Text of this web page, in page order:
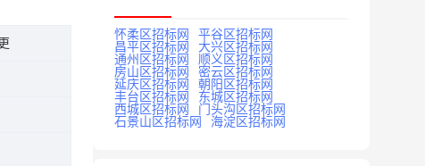
怀柔区招标网
平谷区招标网
昌平区招标网
大兴区招标网
通州区招标网
顺义区招标网
房山区招标网
密云区招标网
延庆区招标网
朝阳区招标网
丰台区招标网
东城区招标网
西城区招标网
门头沟区招标网
石景山区招标网
海淀区招标网